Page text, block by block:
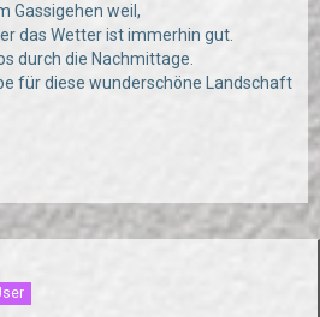
Gassigehen weil,
das Wetter ist immerhin gut.
durch die Nachmittage.
für diese wunderschöne Landschaft